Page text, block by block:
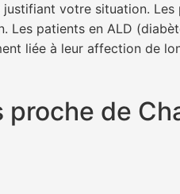
votre situation.
Les patients en ALD
liée à leur affection de
de